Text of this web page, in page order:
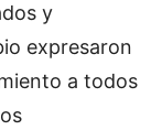
y
expresaron
a todos